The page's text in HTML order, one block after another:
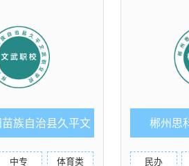
族自治县久平文
职业学校
中专 体育类
郴州思
民办